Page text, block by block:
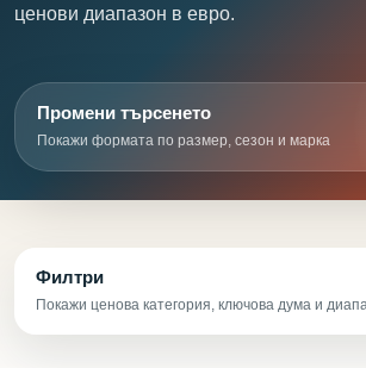
ценови диапазон в евро.
Промени търсенето
Покажи формата по размер, сезон и марка
Филтри
Покажи ценова категория, ключова дума и